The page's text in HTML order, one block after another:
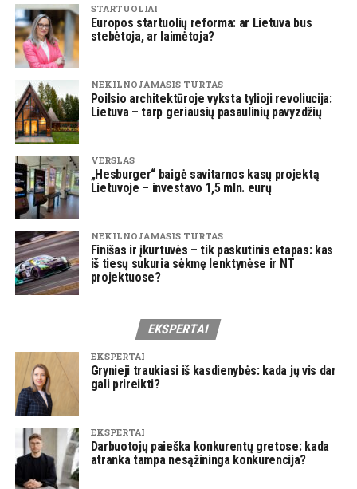
STARTUOLIAI
Europos startuolių reforma: ar Lietuva bus
stebėtoja, ar laimėtoja?
NEKILNOJAMASIS TURTAS
Poilsio architektūroje vyksta tylioji revoliucija:
Lietuva – tarp geriausių pasaulinių pavyzdžių
VERSLAS
„Hesburger“ baigė savitarnos kasų projektą
Lietuvoje – investavo 1,5 mln. eurų
NEKILNOJAMASIS TURTAS
Finišas ir įkurtuvės – tik paskutinis etapas: kas
iš tiesų sukuria sėkmę lenktynėse ir NT
projektuose?
EKSPERTAI
EKSPERTAI
Grynieji traukiasi iš kasdienybės: kada jų vis dar
gali prireikti?
EKSPERTAI
Darbuotojų paieška konkurentų gretose: kada
atranka tampa nesąžininga konkurencija?